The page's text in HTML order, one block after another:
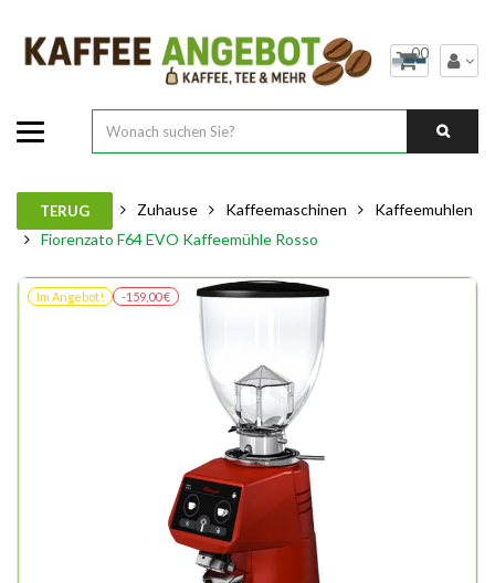
00
TERUG Zuhause Kaffeemaschinen
Kaffeemuhlen
Fiorenzato F64 EVO Kaffeemühle Rosso
Im Angebot! -159,00 €